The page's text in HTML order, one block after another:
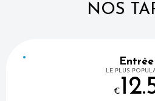
NOS
Entrée
LE PLUS
€